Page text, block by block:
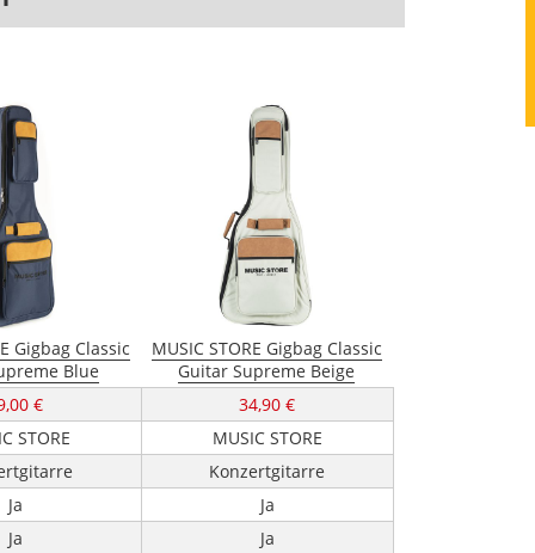
Gigbag Classic
Blue
MUSIC STORE Gigbag Classic
Guitar Supreme Beige
€
34,90 €
STORE
MUSIC STORE
Konzertgitarre
Ja
Ja
Ja
Ja